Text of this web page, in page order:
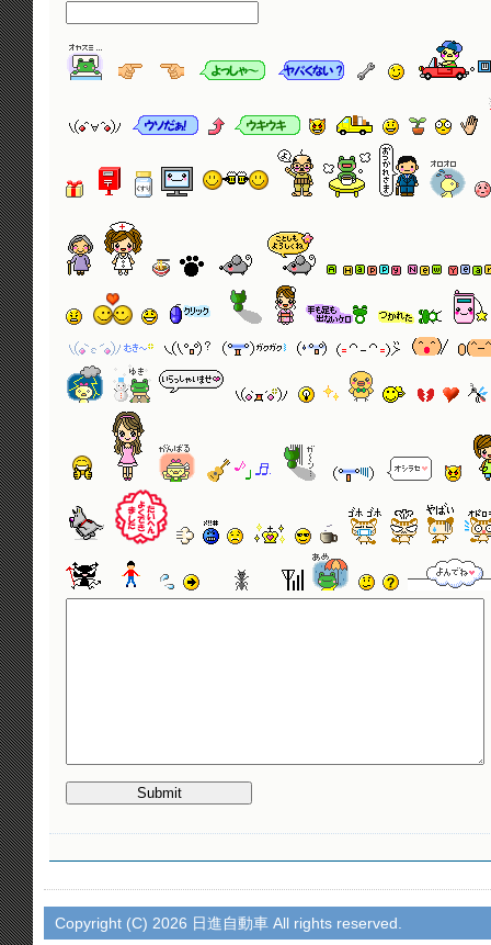
Copyright (C) 2026 日進自動車 All rights reserved.